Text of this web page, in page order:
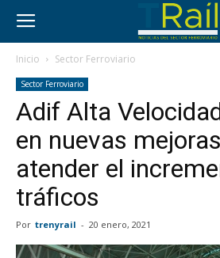
Inicio Sector Ferroviario
Sector Ferroviario
Adif Alta
en nuevas
atender el
tráficos
Por trenyrail - 20 enero, 2021